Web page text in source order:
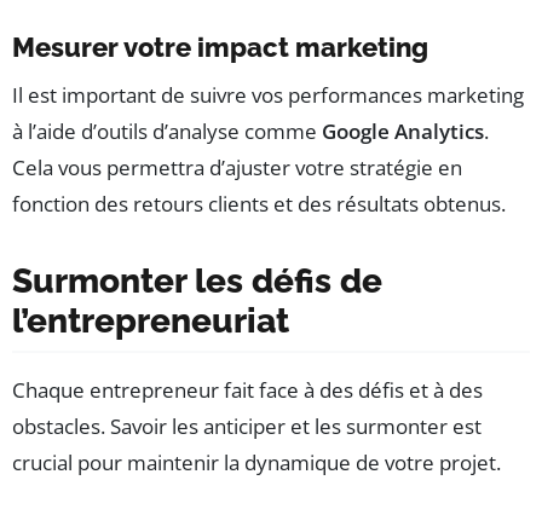
Mesurer votre impact marketing
Il est important de suivre vos performances marketing
à l’aide d’outils d’analyse comme Google Analytics.
Cela vous permettra d’ajuster votre stratégie en
fonction des retours clients et des résultats obtenus.
Surmonter les défis de
l’entrepreneuriat
Chaque entrepreneur fait face à des défis et à des
obstacles. Savoir les anticiper et les surmonter est
crucial pour maintenir la dynamique de votre projet.